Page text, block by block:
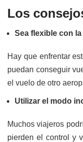
Los
Sea flexible con
Hay que enfrentar
puedan conseguir
el vuelo de otro
Utilizar el modo
Muchos viajeros
pierden el control y